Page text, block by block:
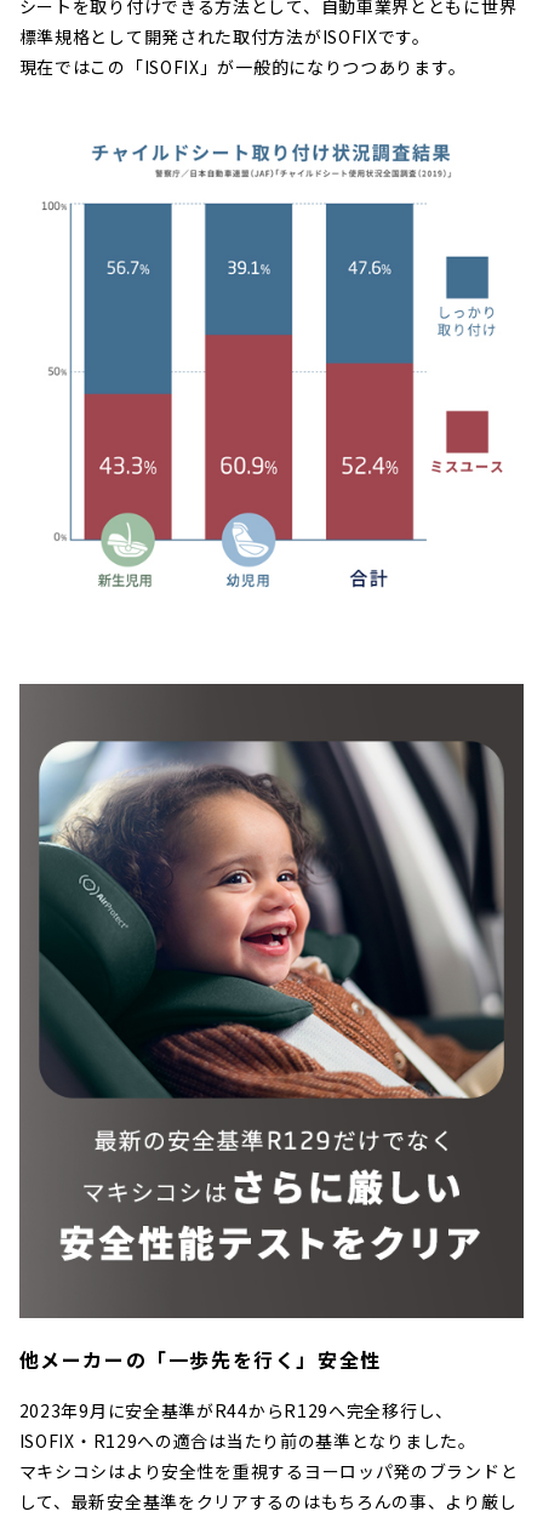
シートを取り付けできる方法として、自動車業界とともに世界
標準規格として開発された取付方法がISOFIXです。
現在ではこの「ISOFIX」が一般的になりつつあります。
他メーカーの「一歩先を行く」安全性
2023年9月に安全基準がR44からR129へ完全移行し、
ISOFIX・R129への適合は当たり前の基準となりました。
マキシコシはより安全性を重視するヨーロッパ発のブランドと
して、最新安全基準をクリアするのはもちろんの事、より厳し